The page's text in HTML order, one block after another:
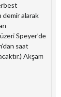
demir alarak
Speyer’de
saat
Akşam